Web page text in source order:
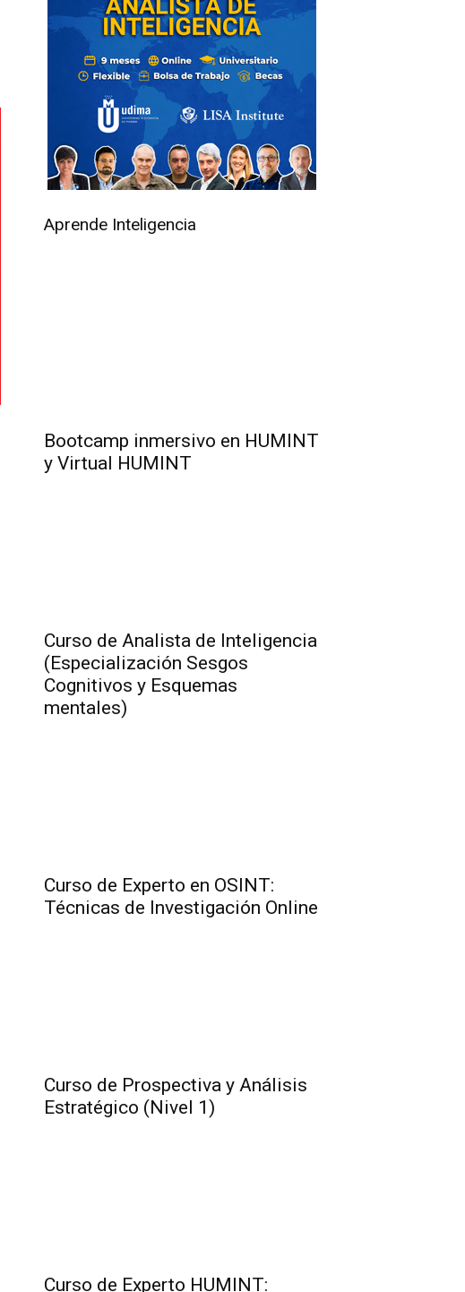
Aprende Inteligencia
Bootcamp inmersivo en HUMINT
y Virtual HUMINT
Curso de Analista de Inteligencia
(Especialización Sesgos
Cognitivos y Esquemas
mentales)
Curso de Experto en OSINT:
Técnicas de Investigación Online
Curso de Prospectiva y Análisis
Estratégico (Nivel 1)
Curso de Experto HUMINT: